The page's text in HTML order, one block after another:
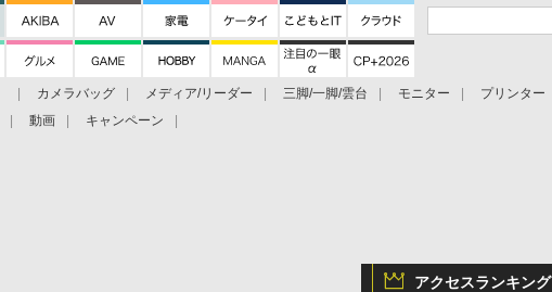
カメラバッグ メディア/リーダー 三脚/一脚/雲台 モニター
プリンター
動画 キャンペーン
アクセスランキング